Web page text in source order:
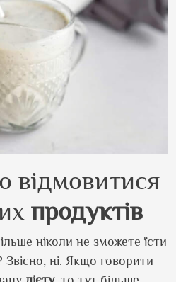
відмовитися
продуктів
ніколи не зможете їсти
Звісно, ні. Якщо говорити